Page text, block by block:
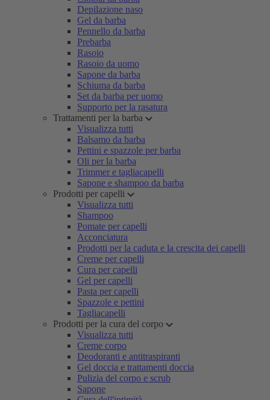
Depilazione naso
Gel da barba
Pennello da barba
Prebarba
Rasoio
Rasoio da uomo
Sapone da barba
Schiuma da barba
Set da barba per uomo
Supporto per la rasatura
Trattamenti per la barba
Visualizza tutti
Balsamo da barba
Pettini e spazzole per barba
Oli per la barba
Trimmer e tagliacapelli
Sapone e shampoo da barba
Prodotti per capelli
Visualizza tutti
Shampoo
Pomate per capelli
Acconciatura
Prodotti per la caduta e la crescita dei capelli
Creme per capelli
Cura per capelli
Gel per capelli
Pasta per capelli
Spazzole e pettini
Tagliacapelli
Prodotti per la cura del corpo
Visualizza tutti
Creme corpo
Deodoranti e antitraspiranti
Gel doccia e trattamenti doccia
Pulizia del corpo e scrub
Sapone